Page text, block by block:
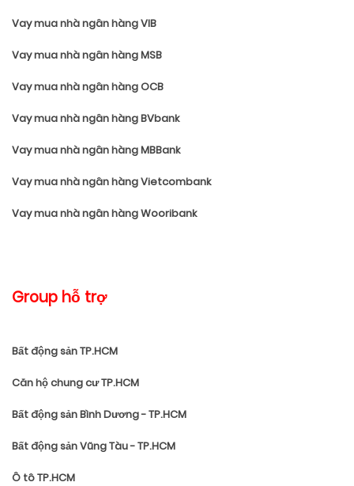
Vay mua nhà ngân hàng VIB
Vay mua nhà ngân hàng MSB
Vay mua nhà ngân hàng OCB
Vay mua nhà ngân hàng BVbank
Vay mua nhà ngân hàng MBBank
Vay mua nhà ngân hàng Vietcombank
Vay mua nhà ngân hàng Wooribank
Group hỗ trợ
Bất động sản TP.HCM
Căn hộ chung cư TP.HCM
Bất động sản Bình Dương - TP.HCM
Bất động sản Vũng Tàu - TP.HCM
Ô tô TP.HCM